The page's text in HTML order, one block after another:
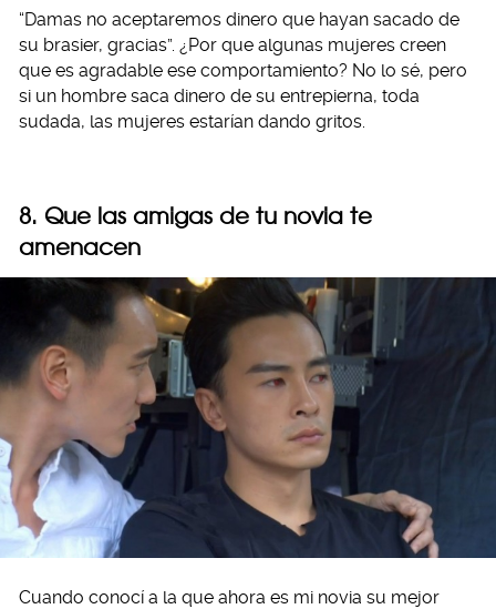
“Damas no aceptaremos dinero que hayan sacado de
su brasier, gracias”. ¿Por que algunas mujeres creen
que es agradable ese comportamiento? No lo sé, pero
si un hombre saca dinero de su entrepierna, toda
sudada, las mujeres estarían dando gritos.
8. Que las amigas de tu novia te
amenacen
Cuando conocí a la que ahora es mi novia su mejor